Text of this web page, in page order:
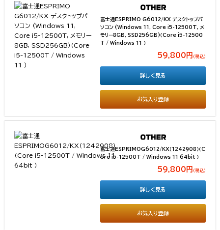
富士通ESPRIMO G6012/KX デスクトップパ
ソコン (Windows 11, Core i5-12500T, メ
モリー8GB, SSD256GB)（Core i5-12500
T / Windows 11 ）
59,800円 （税込）
お気入り登録
詳しく見る
富士通ESPRIMOG6012/KX（1242908）（C
ore i5-12500T / Windows 11 64bit ）
59,800円 （税込）
お気入り登録
詳しく見る